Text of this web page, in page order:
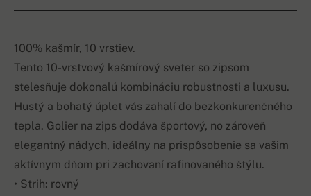
100% kašmír, 10 vrstiev.
Tento 10-vrstvový kašmírový sveter so zipsom
stelesňuje dokonalú kombináciu robustnosti a luxusu.
Hustý a bohatý úplet vás zahalí do bezkonkurenčného
tepla. Golier na zips dodáva športový, no zároveň
elegantný nádych, ideálny na prispôsobenie sa vašim
aktívnym dňom pri zachovaní rafinovaného štýlu.
• Strih: rovný